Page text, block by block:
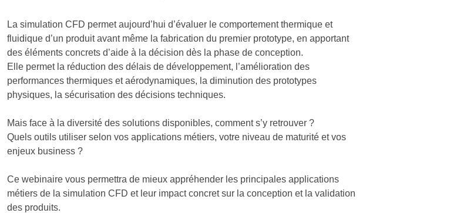
La simulation CFD permet aujourd’hui d’évaluer le comportement thermique et
fluidique d’un produit avant même la fabrication du premier prototype, en apportant
des éléments concrets d’aide à la décision dès la phase de conception.
Elle permet la réduction des délais de développement, l’amélioration des
performances thermiques et aérodynamiques, la diminution des prototypes
physiques, la sécurisation des décisions techniques.
Mais face à la diversité des solutions disponibles, comment s’y retrouver ?
Quels outils utiliser selon vos applications métiers, votre niveau de maturité et vos
enjeux business ?
Ce webinaire vous permettra de mieux appréhender les principales applications
métiers de la simulation CFD et leur impact concret sur la conception et la validation
des produits.